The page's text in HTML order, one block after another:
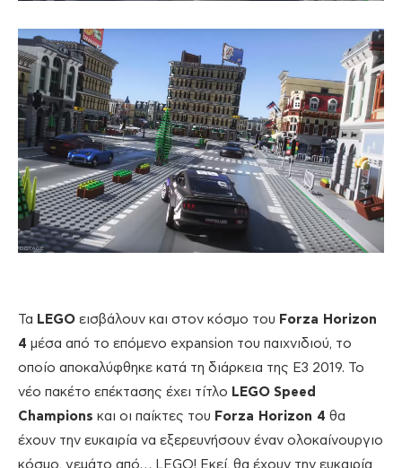
Τα LEGO εισβάλουν και στον κόσμο του Forza Horizon
4 μέσα από το επόμενο expansion του παιχνιδιού, το
οποίο αποκαλύφθηκε κατά τη διάρκεια της E3 2019. To
νέο πακέτο επέκτασης έχει τίτλο LEGO Speed
Champions και οι παίκτες του Forza Horizon 4 θα
έχουν την ευκαιρία να εξερευνήσουν έναν ολοκαίνουργιο
κόσμο, γεμάτο από… LEGO! Εκεί, θα έχουν την ευκαιρία